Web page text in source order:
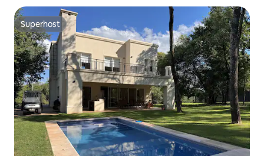
Superhost
Superhost